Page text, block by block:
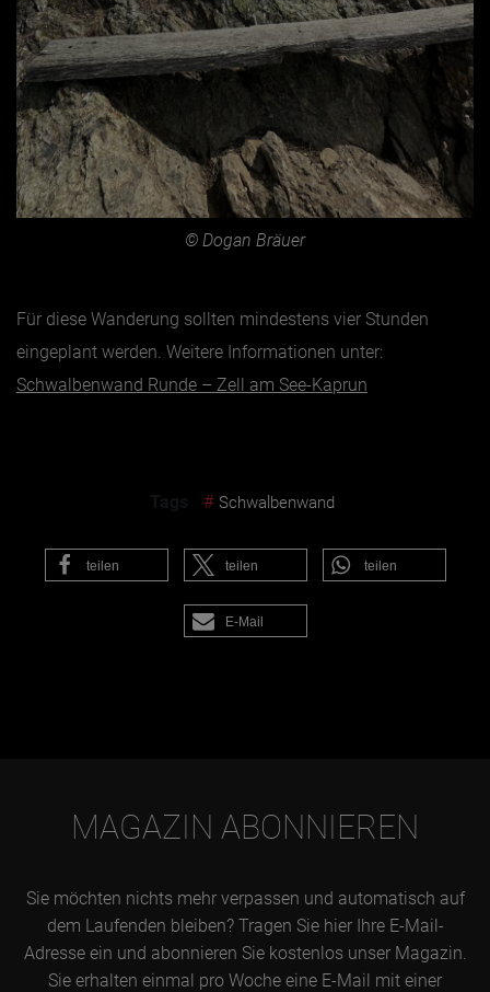
© Dogan Bräuer
Für diese Wanderung sollten mindestens vier Stunden
eingeplant werden. Weitere Informationen unter:
Schwalbenwand Runde – Zell am See-Kaprun
# Schwalbenwand
teilen teilen teilen
E-Mail
MAGAZIN ABONNIEREN
Sie möchten nichts mehr verpassen und automatisch auf
dem Laufenden bleiben? Tragen Sie hier Ihre E-Mail-
Adresse ein und abonnieren Sie kostenlos unser Magazin.
Sie erhalten einmal pro Woche eine E-Mail mit einer